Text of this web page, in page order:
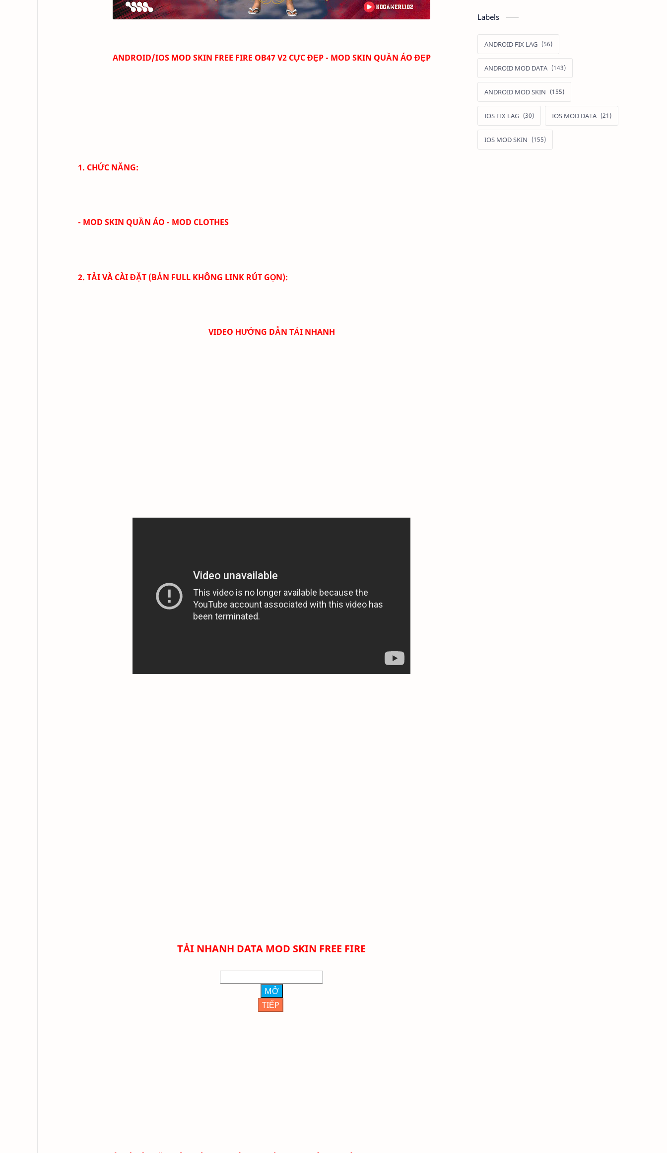
ANDROID/IOS MOD SKIN FREE FIRE OB47 V2 CỰC ĐẸP - MOD SKIN QUẦN ÁO ĐẸP
1. CHỨC NĂNG:
- MOD SKIN QUẦN ÁO - MOD CLOTHES
2. TẢI VÀ CÀI ĐẶT (BẢN FULL KHÔNG LINK RÚT GỌN):
VIDEO HƯỚNG DẪN TẢI NHANH
TẢI NHANH DATA MOD SKIN FREE FIRE
MỞ
TIẾP
Labels
ANDROID FIX LAG
ANDROID MOD DATA
ANDROID MOD SKIN
IOS FIX LAG IOS MOD DATA
IOS MOD SKIN